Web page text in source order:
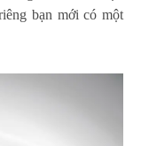
bạn mới có một